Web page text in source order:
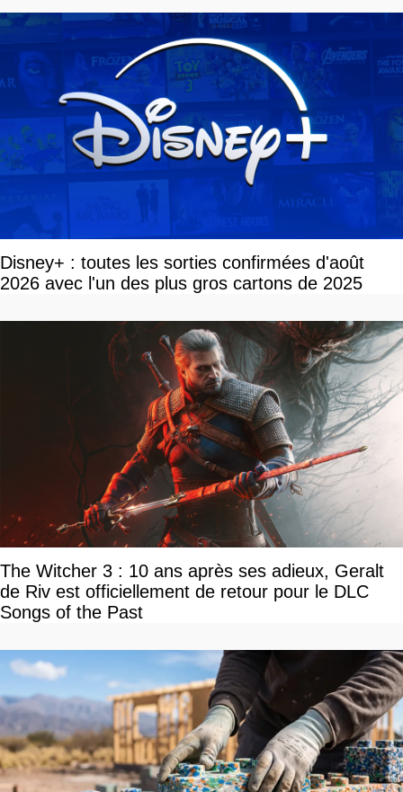
Disney+ : toutes les sorties confirmées d'août
2026 avec l'un des plus gros cartons de 2025
The Witcher 3 : 10 ans après ses adieux, Geralt
de Riv est officiellement de retour pour le DLC
Songs of the Past